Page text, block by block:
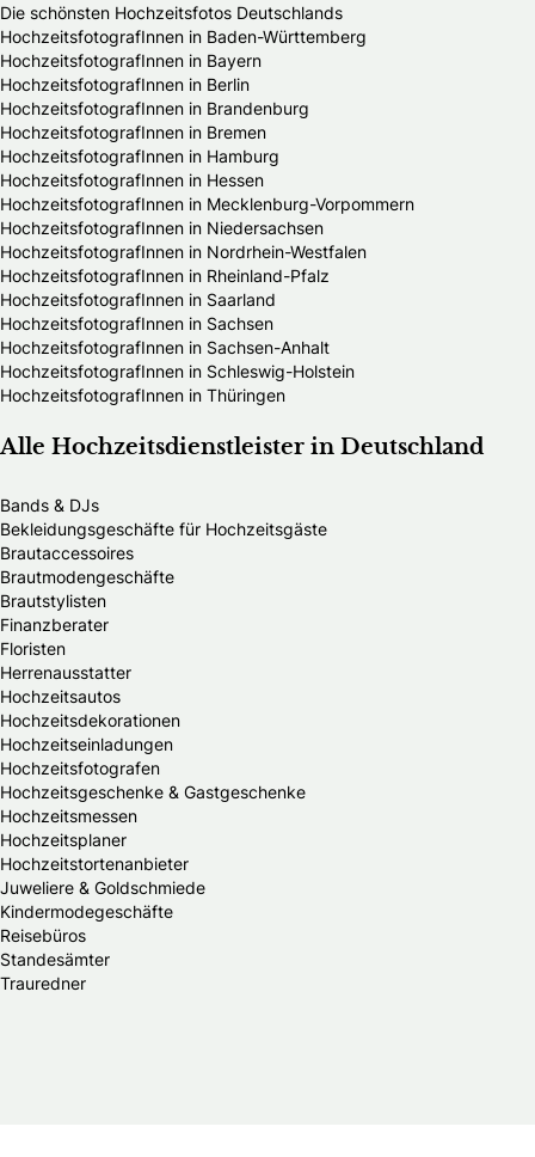
Die schönsten Hochzeitsfotos Deutschlands
HochzeitsfotografInnen in Baden-Württemberg
HochzeitsfotografInnen in Bayern
HochzeitsfotografInnen in Berlin
HochzeitsfotografInnen in Brandenburg
HochzeitsfotografInnen in Bremen
HochzeitsfotografInnen in Hamburg
HochzeitsfotografInnen in Hessen
HochzeitsfotografInnen in Mecklenburg-Vorpommern
HochzeitsfotografInnen in Niedersachsen
HochzeitsfotografInnen in Nordrhein-Westfalen
HochzeitsfotografInnen in Rheinland-Pfalz
HochzeitsfotografInnen in Saarland
HochzeitsfotografInnen in Sachsen
HochzeitsfotografInnen in Sachsen-Anhalt
HochzeitsfotografInnen in Schleswig-Holstein
HochzeitsfotografInnen in Thüringen
Alle Hochzeitsdienstleister in Deutschland
Bands & DJs
Bekleidungsgeschäfte für Hochzeitsgäste
Brautaccessoires
Brautmodengeschäfte
Brautstylisten
Finanzberater
Floristen
Herrenausstatter
Hochzeitsautos
Hochzeitsdekorationen
Hochzeitseinladungen
Hochzeitsfotografen
Hochzeitsgeschenke & Gastgeschenke
Hochzeitsmessen
Hochzeitsplaner
Hochzeitstortenanbieter
Juweliere & Goldschmiede
Kindermodegeschäfte
Reisebüros
Standesämter
Trauredner